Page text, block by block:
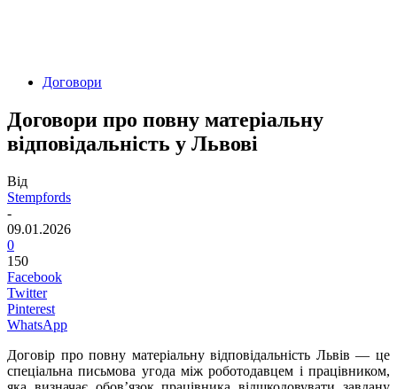
Договори
Договори про повну матеріальну
відповідальність у Львові
Від
Stempfords
-
09.01.2026
0
150
Facebook
Twitter
Pinterest
WhatsApp
Договір про повну матеріальну відповідальність Львів — це
спеціальна письмова угода між роботодавцем і працівником,